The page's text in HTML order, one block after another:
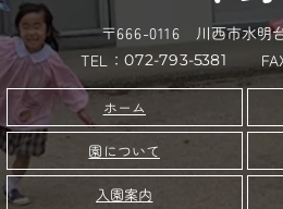
〒666-0116 川西市水明
TEL：072-793-5381
ホーム
園について
入園案内